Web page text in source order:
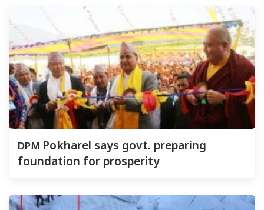
DPM Pokharel says govt. preparing
foundation for prosperity